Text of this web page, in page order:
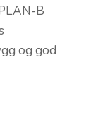
B
og god